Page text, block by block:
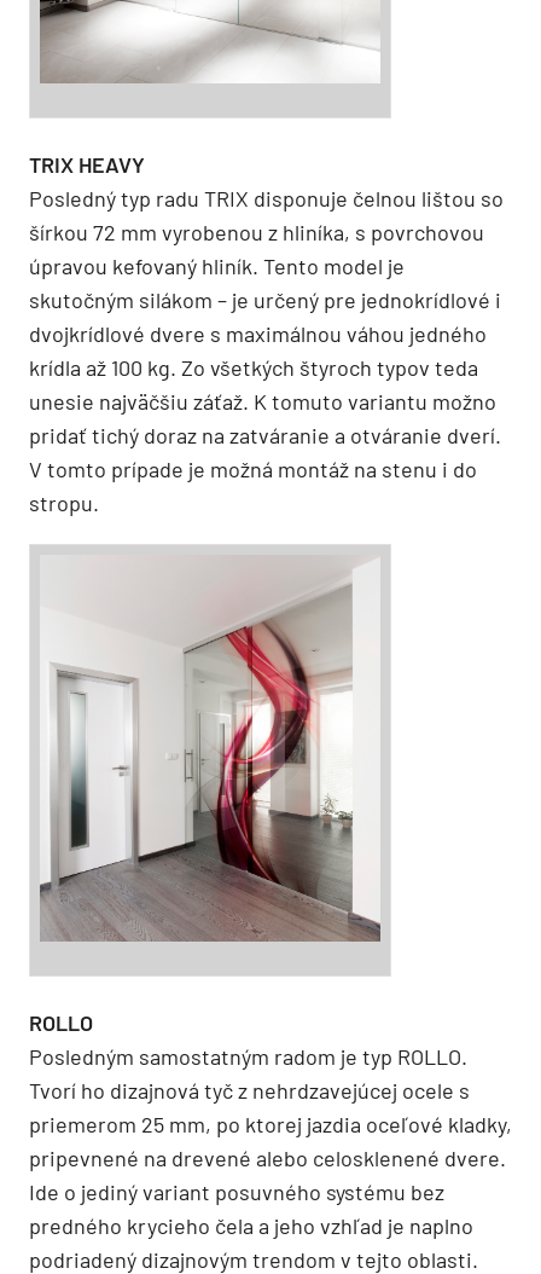
TRIX HEAVY
Posledný typ radu TRIX disponuje čelnou lištou so
šírkou 72 mm vyrobenou z hliníka, s povrchovou
úpravou kefovaný hliník. Tento model je
skutočným silákom – je určený pre jednokrídlové i
dvojkrídlové dvere s maximálnou váhou jedného
krídla až 100 kg. Zo všetkých štyroch typov teda
unesie najväčšiu záťaž. K tomuto variantu možno
pridať tichý doraz na zatváranie a otváranie dverí.
V tomto prípade je možná montáž na stenu i do
stropu.
ROLLO
Posledným samostatným radom je typ ROLLO.
Tvorí ho dizajnová tyč z nehrdzavejúcej ocele s
priemerom 25 mm, po ktorej jazdia oceľové kladky,
pripevnené na drevené alebo celosklenené dvere.
Ide o jediný variant posuvného systému bez
predného krycieho čela a jeho vzhľad je naplno
podriadený dizajnovým trendom v tejto oblasti.